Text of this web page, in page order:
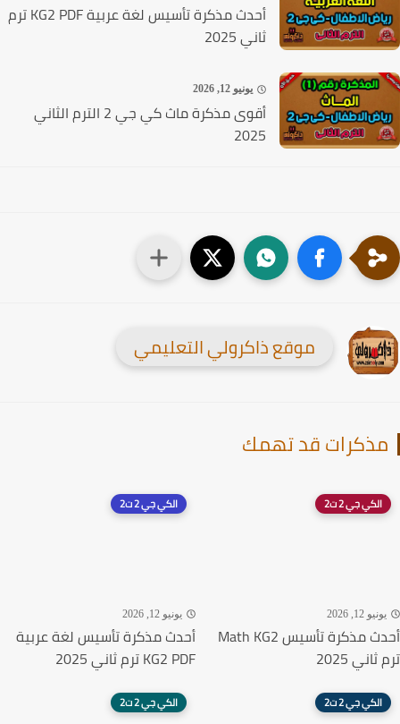
أحدث مذكرة تأسيس لغة عربية KG2 PDF ترم
ثاني 2025
يونيو 12, 2026
أقوى مذكرة ماث كي جي 2 الترم الثاني
2025
موقع ذاكرولي التعليمي
قد تهمك
الكي جي 2 ت2
12, 2026
أحدث مذكرة تأسيس Math KG2
2025
الكي جي 2 ت2
يونيو 12, 2026
أحدث مذكرة تأسيس لغة عربية
KG2 PDF ترم ثاني 2025
الكي جي 2 ت2 الكي جي 2 ت2